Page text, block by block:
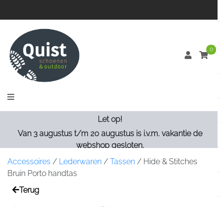
0
Let op!
Van 3 augustus t/m 20 augustus is i.v.m. vakantie de
webshop gesloten.
Accessoires / Lederwaren / Tassen / Hide & Stitches
Bruin Porto handtas
Terug